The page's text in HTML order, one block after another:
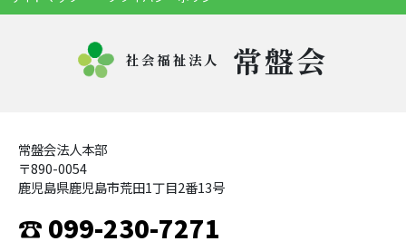
社会福祉法人 常盤会
常盤会法人本部
〒890-0054
鹿児島県鹿児島市荒田1丁目2番13号
☎ 099-230-7271